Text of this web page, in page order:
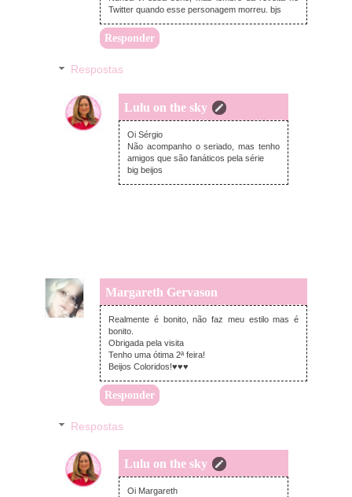
Twitter quando esse personagem morreu. bjs
Responder
Respostas
Lulu on the sky
segunda-feira, novembro 30, 2015
Oi Sérgio
Não acompanho o seriado, mas tenho
amigos que são fanáticos pela série
big beijos
Margareth Gervason
segunda-feira, novembro 30, 2015
Realmente é bonito, não faz meu estilo mas é
bonito.
Obrigada pela visita
Tenho uma ótima 2ª feira!
Beijos Coloridos!♥♥♥
Responder
Respostas
Lulu on the sky
segunda-feira, novembro 30, 2015
Oi Margareth